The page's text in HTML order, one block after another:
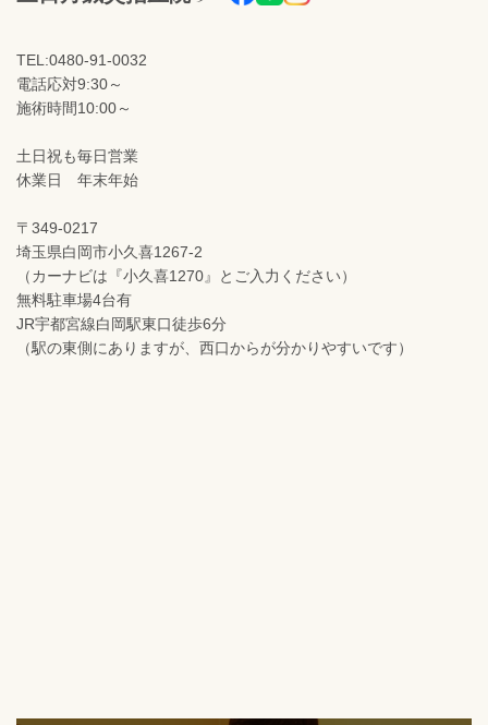
TEL:0480-91-0032
電話応対9:30～
施術時間10:00～
土日祝も毎日営業
休業日 年末年始
〒349-0217
埼玉県白岡市小久喜1267-2
（カーナビは『小久喜1270』とご入力ください）
無料駐車場4台有
JR宇都宮線白岡駅東口徒歩6分
（駅の東側にありますが、西口からが分かりやすいです）